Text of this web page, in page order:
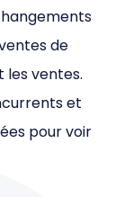
de
les ventes.
et
pour voir